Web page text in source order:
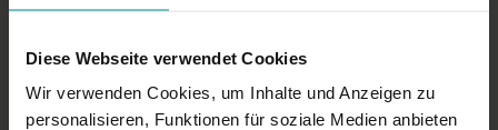
Diese Webseite verwendet Cookies
Wir verwenden Cookies, um Inhalte und Anzeigen zu
personalisieren, Funktionen für soziale Medien anbieten
Ein guter Wachmacher!